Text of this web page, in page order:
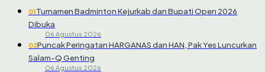
01Turnamen Badminton Kejurkab dan Bupati Open 2026
Dibuka
06 Agustus 2026
02Puncak Peringatan HARGANAS dan HAN, Pak Yes Luncurkan
Salam-Q Genting
06 Agustus 2026